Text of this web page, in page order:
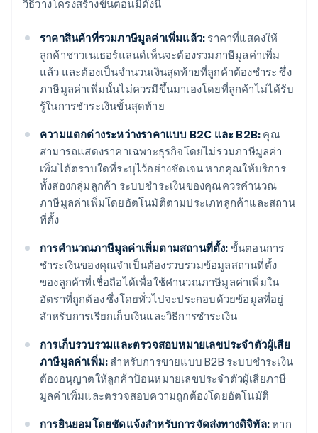
วิธีวางโครงสร้างขั้นตอนมีดังนี้
ราคาสินค้าที่รวมภาษีมูลค่าเพิ่มแล้ว: ราคาที่แสดงให้
ลูกค้าชาวเนเธอร์แลนด์เห็นจะต้องรวมภาษีมูลค่าเพิ่ม
แล้ว และต้องเป็นจำนวนเงินสุดท้ายที่ลูกค้าต้องชำระ ซึ่ง
ภาษีมูลค่าเพิ่มนั้นไม่ควรมีขึ้นมาเองโดยที่ลูกค้าไม่ได้รับ
รู้ในการชำระเงินขั้นสุดท้าย
ความแตกต่างระหว่างราคาแบบ B2C และ B2B: คุณ
สามารถแสดงราคาเฉพาะธุรกิจโดยไม่รวมภาษีมูลค่า
เพิ่มได้ตราบใดที่ระบุไว้อย่างชัดเจน หากคุณให้บริการ
ทั้งสองกลุ่มลูกค้า ระบบชำระเงินของคุณควรคำนวณ
ภาษีมูลค่าเพิ่มโดยอัตโนมัติตามประเภทลูกค้าและสถาน
ที่ตั้ง
การคำนวณภาษีมูลค่าเพิ่มตามสถานที่ตั้ง: ขั้นตอนการ
ชำระเงินของคุณจำเป็นต้องรวบรวมข้อมูลสถานที่ตั้ง
ของลูกค้าที่เชื่อถือได้เพื่อใช้คำนวณภาษีมูลค่าเพิ่มใน
อัตราที่ถูกต้อง ซึ่งโดยทั่วไปจะประกอบด้วยข้อมูลที่อยู่
สำหรับการเรียกเก็บเงินและวิธีการชำระเงิน
การเก็บรวบรวมและตรวจสอบหมายเลขประจำตัวผู้เสีย
ภาษีมูลค่าเพิ่ม: สำหรับการขายแบบ B2B ระบบชำระเงิน
ต้องอนุญาตให้ลูกค้าป้อนหมายเลขประจำตัวผู้เสียภาษี
มูลค่าเพิ่มและตรวจสอบความถูกต้องโดยอัตโนมัติ
การยินยอมโดยชัดแจ้งสำหรับการจัดส่งทางดิจิทัล:หาก